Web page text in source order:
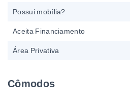
Cômodos
Possui mobília?
Aceita Financiamento
Área Privativa